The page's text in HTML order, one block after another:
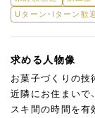
Uターン・Iターン歓
求める人物像
お菓子づくりの技
近隣にお住まいで
スキ間の時間を有